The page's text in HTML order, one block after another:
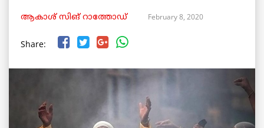
ആകാശ് സിങ് റാത്തോഡ് February 8, 2020
Share: